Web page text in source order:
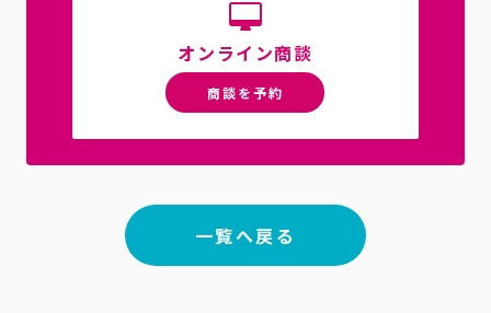
オンライン商談
商談を予約
一覧へ戻る